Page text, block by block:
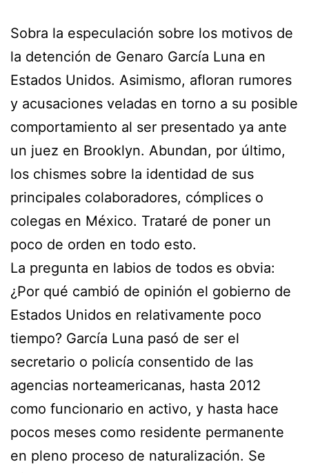
Sobra la especulación sobre los motivos de
la detención de Genaro García Luna en
Estados Unidos. Asimismo, afloran rumores
y acusaciones veladas en torno a su posible
comportamiento al ser presentado ya ante
un juez en Brooklyn. Abundan, por último,
los chismes sobre la identidad de sus
principales colaboradores, cómplices o
colegas en México. Trataré de poner un
poco de orden en todo esto.
La pregunta en labios de todos es obvia:
¿Por qué cambió de opinión el gobierno de
Estados Unidos en relativamente poco
tiempo? García Luna pasó de ser el
secretario o policía consentido de las
agencias norteamericanas, hasta 2012
como funcionario en activo, y hasta hace
pocos meses como residente permanente
en pleno proceso de naturalización. Se